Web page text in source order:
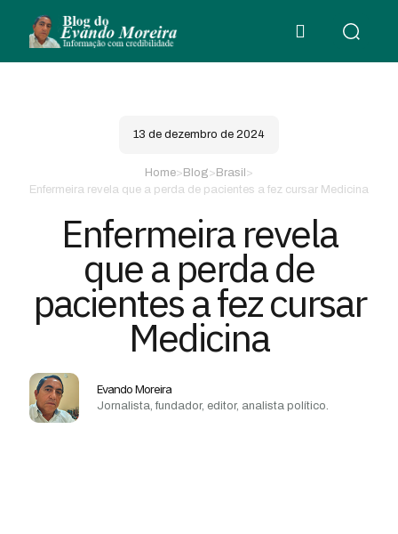
13 de dezembro de 2024
Home> Blog> Brasil >
Enfermeira revela que a perda de pacientes a fez cursar Medicina
Enfermeira revela
que a perda de
pacientes a fez cursar
Medicina
Evando Moreira
Jornalista, fundador, editor, analista político.